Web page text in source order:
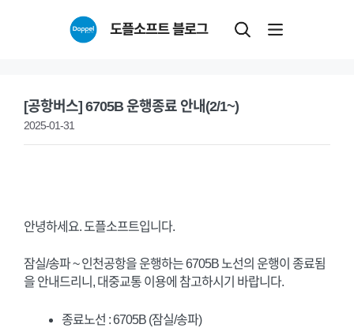
도플소프트 블로그
[공항버스] 6705B 운행종료 안내(2/1~)
2025-01-31
안녕하세요. 도플소프트입니다.
잠실/송파 ~ 인천공항을 운행하는 6705B 노선의 운행이 종료됨
을 안내드리니, 대중교통 이용에 참고하시기 바랍니다.
종료노선 : 6705B (잠실/송파)